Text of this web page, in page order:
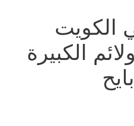
الكويت
الكبيرة